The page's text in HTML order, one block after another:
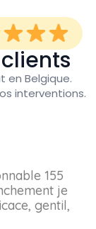
en Belgique.
interventions.
155
je
gentil,